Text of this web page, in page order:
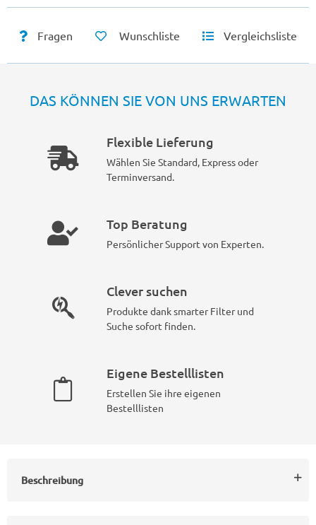
Fragen Wunschliste Vergleichsliste
DAS KÖNNEN SIE VON UNS ERWARTEN
Flexible Lieferung
Wählen Sie Standard, Express oder
Terminversand.
Top Beratung
Persönlicher Support von Experten.
Clever suchen
Produkte dank smarter Filter und
Suche sofort finden.
Eigene Bestelllisten
Erstellen Sie ihre eigenen
Bestelllisten
Beschreibung